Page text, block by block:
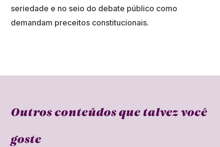
seriedade e no seio do debate público como
demandam preceitos constitucionais.
Outros conteúdos que talvez você
goste